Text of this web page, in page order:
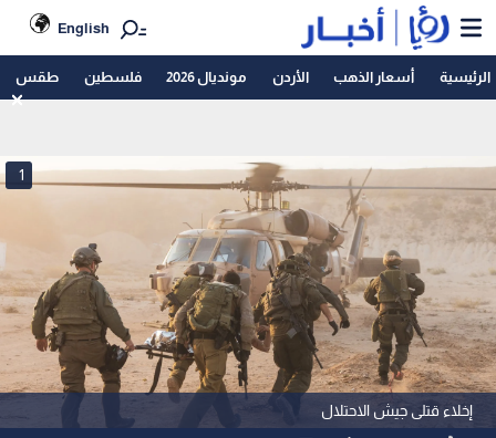
English
الرئيسية أسعار الذهب الأردن مونديال 2026 فلسطين طقس
إخلاء قتلى جيش الاحتلال
1